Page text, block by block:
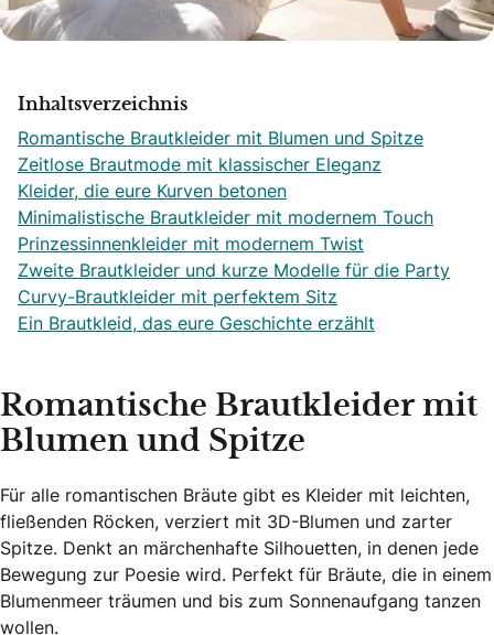
Inhaltsverzeichnis
Romantische Brautkleider mit Blumen und Spitze
Zeitlose Brautmode mit klassischer Eleganz
Kleider, die eure Kurven betonen
Minimalistische Brautkleider mit modernem Touch
Prinzessinnenkleider mit modernem Twist
Zweite Brautkleider und kurze Modelle für die Party
Curvy-Brautkleider mit perfektem Sitz
Ein Brautkleid, das eure Geschichte erzählt
Romantische Brautkleider mit
Blumen und Spitze
Für alle romantischen Bräute gibt es Kleider mit leichten,
fließenden Röcken, verziert mit 3D-Blumen und zarter
Spitze. Denkt an märchenhafte Silhouetten, in denen jede
Bewegung zur Poesie wird. Perfekt für Bräute, die in einem
Blumenmeer träumen und bis zum Sonnenaufgang tanzen
wollen.